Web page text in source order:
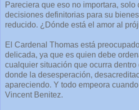
Pareciera que eso no importara, solo
decisiones definitorias para su
reducido. ¿Dónde está el amor al
El Cardenal Thomas está
delicada, ya que es quien debe
cualquier situación que ocurra dentro
donde la desesperación,
apareciendo. Y todo empeora
Vincent Benitez.